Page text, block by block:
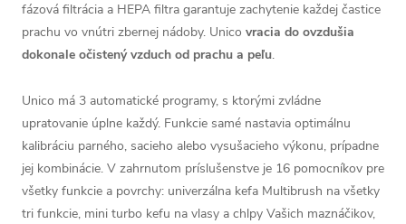
fázová filtrácia a HEPA filtra garantuje zachytenie každej častice
prachu vo vnútri zbernej nádoby. Unico vracia do ovzdušia
dokonale očistený vzduch od prachu a peľu.
Unico má 3 automatické programy, s ktorými zvládne
upratovanie úplne každý. Funkcie samé nastavia optimálnu
kalibráciu parného, sacieho alebo vysušacieho výkonu, prípadne
jej kombinácie. V zahrnutom príslušenstve je 16 pomocníkov pre
všetky funkcie a povrchy: univerzálna kefa Multibrush na všetky
tri funkcie, mini turbo kefu na vlasy a chlpy Vašich maznáčikov,